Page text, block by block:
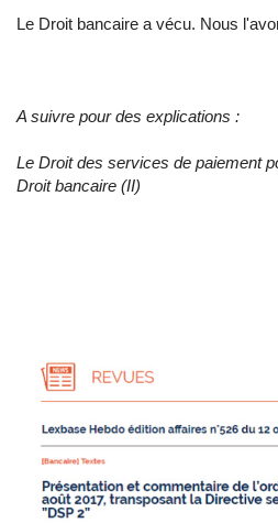
Le Droit bancaire a vécu. Nous
A suivre pour des explications :
Le Droit des services de paiement
Droit bancaire (II)